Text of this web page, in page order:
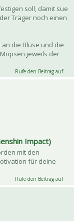
soll, damit sue
Träger noch einen
die Bluse und die
jeweils der
Rufe den Beitrag auf
Impact)
mit den
für deine
Rufe den Beitrag auf